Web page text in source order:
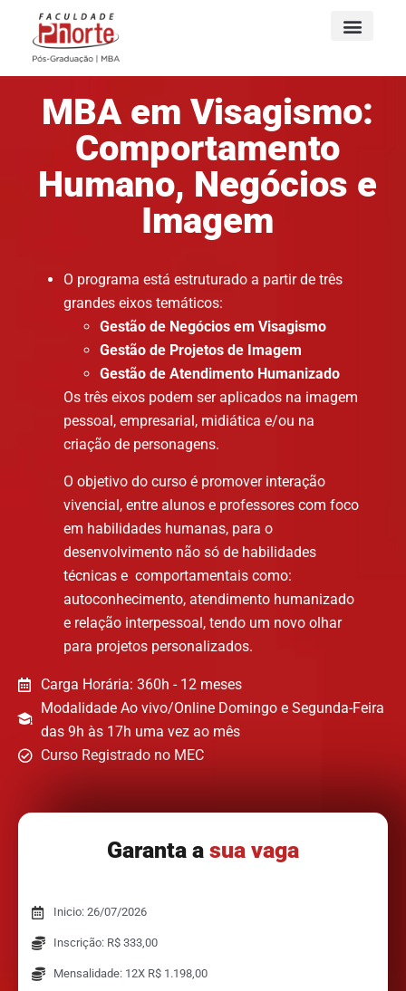
MBA em Visagismo:
Comportamento
Humano, Negócios e
Imagem
O programa está estruturado a partir de três
grandes eixos temáticos:
Gestão de Negócios em Visagismo
Gestão de Projetos de Imagem
Gestão de Atendimento Humanizado
Os três eixos podem ser aplicados na imagem
pessoal, empresarial, midiática e/ou na
criação de personagens.
O objetivo do curso é promover interação
vivencial, entre alunos e professores com foco
em habilidades humanas, para o
desenvolvimento não só de habilidades
técnicas e comportamentais como:
autoconhecimento, atendimento humanizado
e relação interpessoal, tendo um novo olhar
para projetos personalizados.
Carga Horária: 360h - 12 meses
Modalidade Ao vivo/Online Domingo e Segunda-Feira
das 9h às 17h uma vez ao mês
Curso Registrado no MEC
Garanta a sua vaga
Inicio: 26/07/2026
Inscrição: R$ 333,00
Mensalidade: 12X R$ 1.198,00